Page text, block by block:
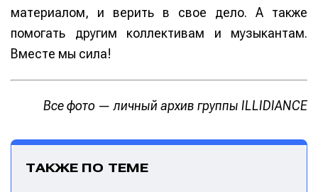
материалом, и верить в свое дело. А также
помогать другим коллективам и музыкантам.
Вместе мы сила!
Все фото — личный архив группы ILLIDIANCE
ТАКЖЕ ПО ТЕМЕ